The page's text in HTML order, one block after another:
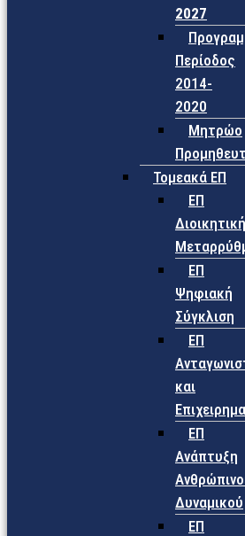
2027
Περίοδος
2014-
2020
Μητρώο
Τομεακά ΕΠ
ΕΠ
Διοικητική
ΕΠ
Ψηφιακή
Σύγκλιση
ΕΠ
και
ΕΠ
Ανάπτυξη
Δυναμικού
ΕΠ